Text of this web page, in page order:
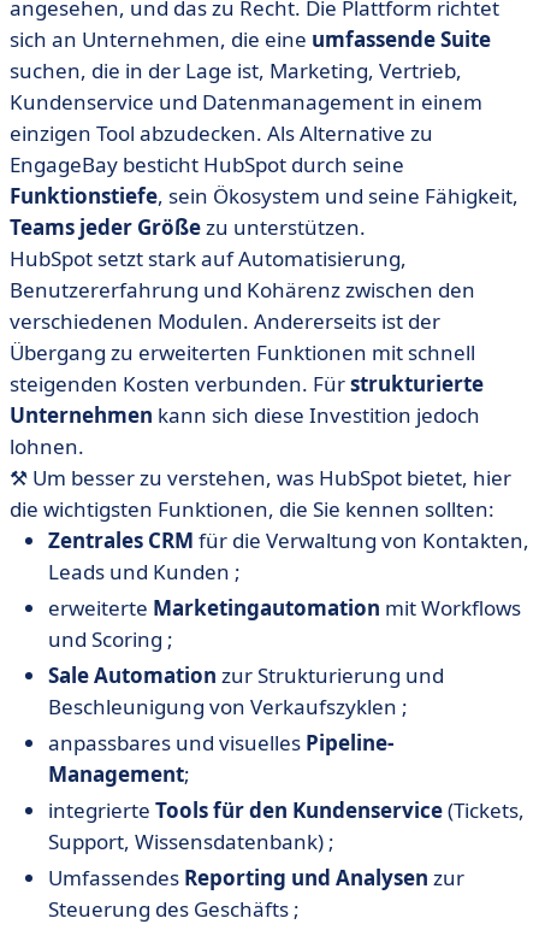
angesehen, und das zu Recht. Die Plattform richtet
sich an Unternehmen, die eine umfassende Suite
suchen, die in der Lage ist, Marketing, Vertrieb,
Kundenservice und Datenmanagement in einem
einzigen Tool abzudecken. Als Alternative zu
EngageBay besticht HubSpot durch seine
Funktionstiefe, sein Ökosystem und seine Fähigkeit,
Teams jeder Größezu unterstützen.
HubSpot setzt stark auf Automatisierung,
Benutzererfahrung und Kohärenz zwischen den
verschiedenen Modulen. Andererseits ist der
Übergang zu erweiterten Funktionen mit schnell
steigenden Kosten verbunden. Fürstrukturierte
Unternehmen kann sich diese Investition jedoch
lohnen.
⚒️ Um besser zu verstehen, was HubSpot bietet, hier
die wichtigsten Funktionen, die Sie kennen sollten:
Zentrales CRM für die Verwaltung von Kontakten,
Leads und Kunden ;
erweiterte Marketingautomation mit Workflows
und Scoring ;
Sale Automation zur Strukturierung und
Beschleunigung von Verkaufszyklen ;
anpassbares und visuelles Pipeline-
Management;
integrierte Tools für den Kundenservice(Tickets,
Support, Wissensdatenbank) ;
Umfassendes Reporting und Analysen zur
Steuerung des Geschäfts ;